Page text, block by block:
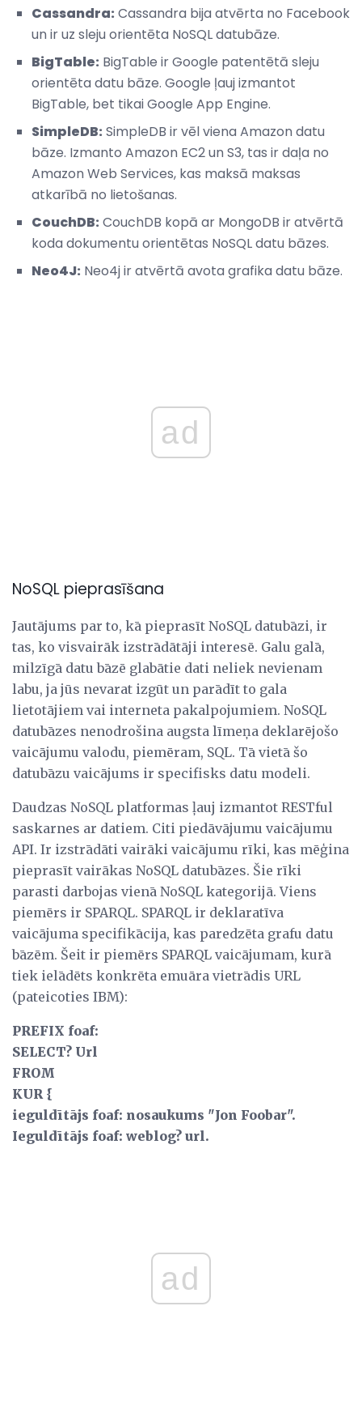
Cassandra: Cassandra bija atvērta no Facebook
un ir uz sleju orientēta NoSQL datubāze.
BigTable: BigTable ir Google patentētā sleju
orientēta datu bāze. Google ļauj izmantot
BigTable, bet tikai Google App Engine.
SimpleDB: SimpleDB ir vēl viena Amazon datu
bāze. Izmanto Amazon EC2 un S3, tas ir daļa no
Amazon Web Services, kas maksā maksas
atkarībā no lietošanas.
CouchDB: CouchDB kopā ar MongoDB ir atvērtā
koda dokumentu orientētas NoSQL datu bāzes.
Neo4J: Neo4j ir atvērtā avota grafika datu bāze.
ad
NoSQL pieprasīšana
Jautājums par to, kā pieprasīt NoSQL datubāzi, ir
tas, ko visvairāk izstrādātāji interesē. Galu galā,
milzīgā datu bāzē glabātie dati neliek nevienam
labu, ja jūs nevarat izgūt un parādīt to gala
lietotājiem vai interneta pakalpojumiem. NoSQL
datubāzes nenodrošina augsta līmeņa deklarējošo
vaicājumu valodu, piemēram, SQL. Tā vietā šo
datubāzu vaicājums ir specifisks datu modeli.
Daudzas NoSQL platformas ļauj izmantot RESTful
saskarnes ar datiem. Citi piedāvājumu vaicājumu
API. Ir izstrādāti vairāki vaicājumu rīki, kas mēģina
pieprasīt vairākas NoSQL datubāzes. Šie rīki
parasti darbojas vienā NoSQL kategorijā. Viens
piemērs ir SPARQL. SPARQL ir deklaratīva
vaicājuma specifikācija, kas paredzēta grafu datu
bāzēm. Šeit ir piemērs SPARQL vaicājumam, kurā
tiek ielādēts konkrēta emuāra vietrādis URL
(pateicoties IBM):
PREFIX foaf:
SELECT? Url
FROM
KUR {
ieguldītājs foaf: nosaukums "Jon Foobar".
Ieguldītājs foaf: weblog? url.
ad